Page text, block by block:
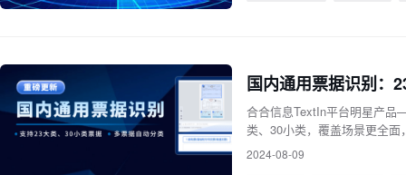
合合信息TextIn平台明星产
类、30小类，覆盖场景更全
1.5%。
2024-08-09